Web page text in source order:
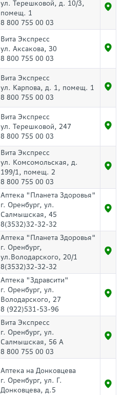
ул. Терешковой, д. 10/3,
помещ. 1
8 800 755 00 03
Вита Экспресс
ул. Аксакова, 30
8 800 755 00 03
Вита Экспресс
ул. Карпова, д. 1, помещ. 1
8 800 755 00 03
Вита Экспресс
ул. Терешковой, 247
8 800 755 00 03
Вита Экспресс
ул. Комсомольская, д.
199/1, помещ. 2
8 800 755 00 03
Аптека "Планета Здоровья"
г. Оренбург, ул.
Салмышская, 45
8(3532)32-32-32
Аптека "Планета Здоровья"
г. Оренбург,
ул.Володарского, 20/1
8(3532)32-32-32
Аптека "Здравсити"
г. Оренбург, ул.
Володарского, 27
8 (922)531-53-96
Вита Экспресс
г. Оренбург, ул.
Салмышская, 56 А
8 800 755 00 03
Аптека на Донковцева
г. Оренбург, ул. Г.
Донковцева, д.5